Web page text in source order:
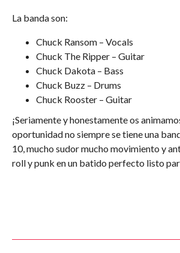
La banda son:
Chuck Ransom – Vocals
Chuck The Ripper – Guitar
Chuck Dakota – Bass
Chuck Buzz – Drums
Chuck Rooster – Guitar
¡Seriamente y honestamente os
oportunidad no siempre se tiene una
10, mucho sudor mucho movimiento y
roll y punk en un batido perfecto listo